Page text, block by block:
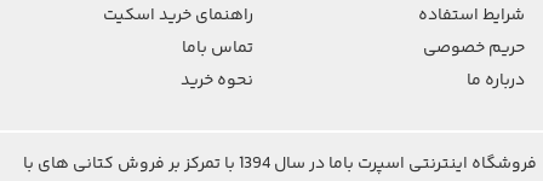
شرایط استفاده
حریم خصوصی
درباره ما
راهنمای خرید اسکیت
تماس باما
نحوه خرید
فروشگاه اینترنتی اسپرت باما در سال 1394 با تمرکز بر فروش کتانی های با